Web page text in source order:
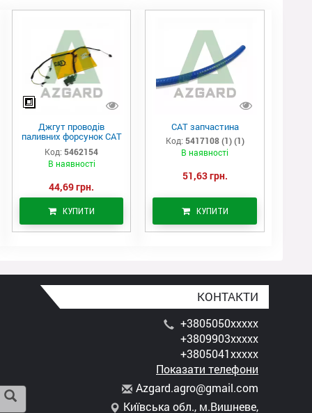
Джгут проводів
паливних форсунок CAT
C7/C9 (546-2154)
Код: 5462154
В наявності
44,69 грн.
КУПИТИ
САТ запчастина
Код: 5417108 (1) (1)
В наявності
51,63 грн.
КУПИТИ
КОНТАКТИ
+3805050xxxxx
+3809903xxxxx
+3805041xxxxx
Показати телефони
Azgard.agro@gmail.com
Київська обл., м.Вишневе,